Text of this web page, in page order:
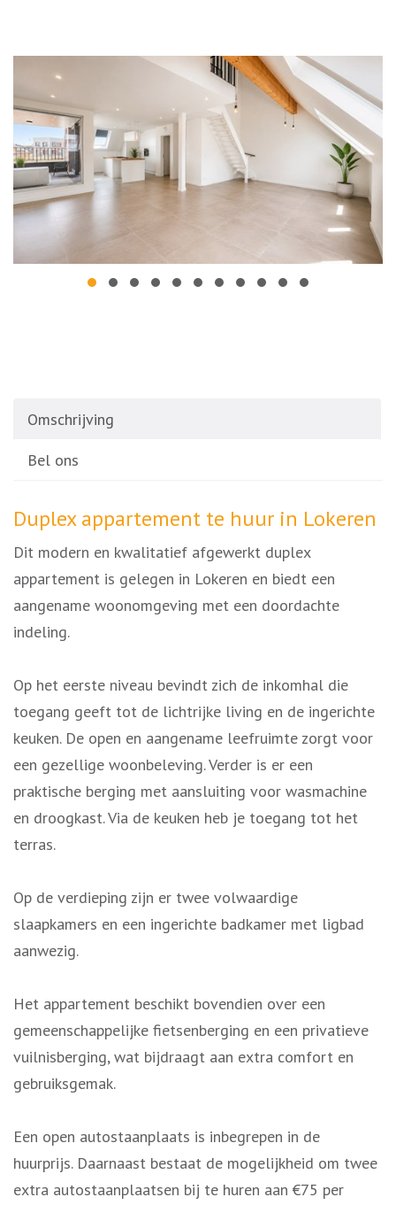
Omschrijving
Bel ons
Omschrijving
Duplex appartement te huur in Lokeren
Dit modern en kwalitatief afgewerkt duplex
appartement is gelegen in Lokeren en biedt een
aangename woonomgeving met een doordachte
indeling.
Op het eerste niveau bevindt zich de inkomhal die
toegang geeft tot de lichtrijke living en de ingerichte
keuken. De open en aangename leefruimte zorgt voor
een gezellige woonbeleving. Verder is er een
praktische berging met aansluiting voor wasmachine
en droogkast. Via de keuken heb je toegang tot het
terras.
Op de verdieping zijn er twee volwaardige
slaapkamers en een ingerichte badkamer met ligbad
aanwezig.
Het appartement beschikt bovendien over een
gemeenschappelijke fietsenberging en een privatieve
vuilnisberging, wat bijdraagt aan extra comfort en
gebruiksgemak.
Een open autostaanplaats is inbegrepen in de
huurprijs. Daarnaast bestaat de mogelijkheid om twee
extra autostaanplaatsen bij te huren aan €75 per